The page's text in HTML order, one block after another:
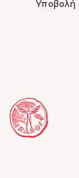
Υποβολή